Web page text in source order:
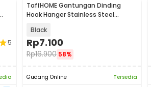
5
TaffHOME Gantungan Dinding
Hook Hanger Stainless Steel
Black
Rp7.100
Rp16.900 58%
Gudang Online
Tersedia